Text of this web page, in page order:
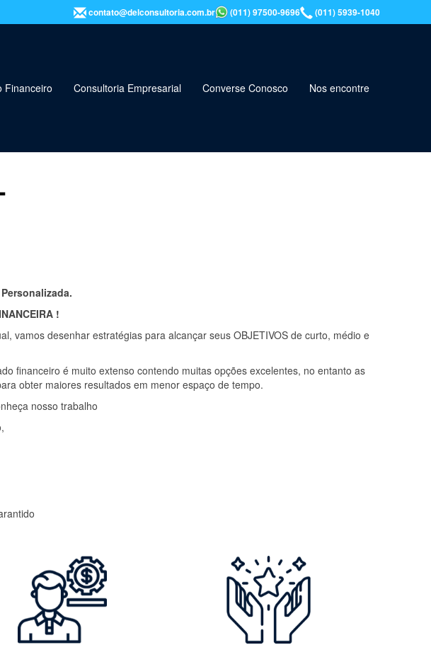
contato@delconsultoria.com.br (011) 97500-9696 (011) 5939-1040
Financeiro Consultoria Empresarial Converse Conosco Nos encontre
!
vamos desenhar estratégias para alcançar seus OBJETIVOS de curto, médio e
financeiro é muito extenso contendo muitas opções excelentes, no entanto as
obter maiores resultados em menor espaço de tempo.
nosso trabalho